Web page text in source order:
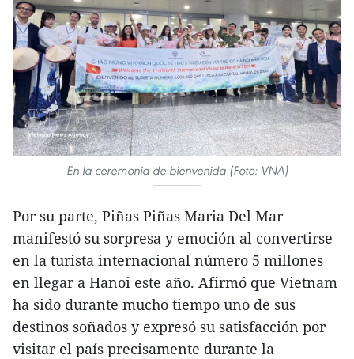
En la ceremonia de bienvenida (Foto: VNA)
Por su parte, Piñas Piñas Maria Del Mar
manifestó su sorpresa y emoción al convertirse
en la turista internacional número 5 millones
en llegar a Hanoi este año. Afirmó que Vietnam
ha sido durante mucho tiempo uno de sus
destinos soñados y expresó su satisfacción por
visitar el país precisamente durante la